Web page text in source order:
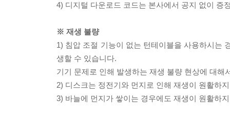
4) 디지털 다운로드 코드는 본사에서 공지 없이 증
※ 재생 불량
1) 침압 조절 기능이 없는 턴테이블을 사용하시는
생할 수 있습니다.
기기 문제로 인해 발생하는 재생 불량 현상에 대
2) 디스크는 정전기와 먼지로 인해 재생이 원활하
3) 바늘에 먼지가 쌓이는 경우에도 재생이 원활하